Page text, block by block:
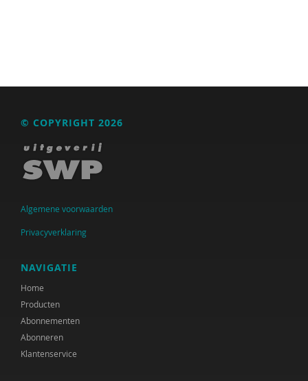
© COPYRIGHT 2026
Algemene voorwaarden
Privacyverklaring
NAVIGATIE
Home
Producten
Abonnementen
Abonneren
Klantenservice